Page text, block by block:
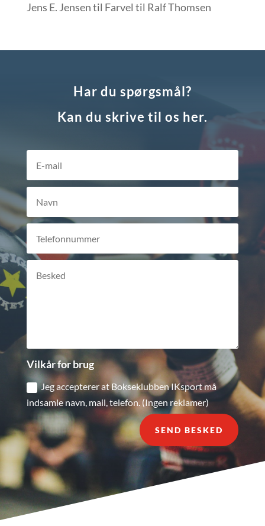
Jens E. Jensentil Farvel til Ralf Thomsen
Har du spørgsmål?
Kan du skrive til os her.
Vilkår for brug
Jeg accepterer at Bokseklubben IKsport må
indsamle navn, mail, telefon. (Ingen reklamer)
SEND BESKED